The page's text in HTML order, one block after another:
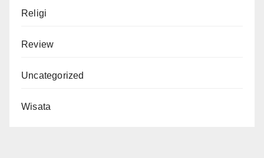
Religi
Review
Uncategorized
Wisata